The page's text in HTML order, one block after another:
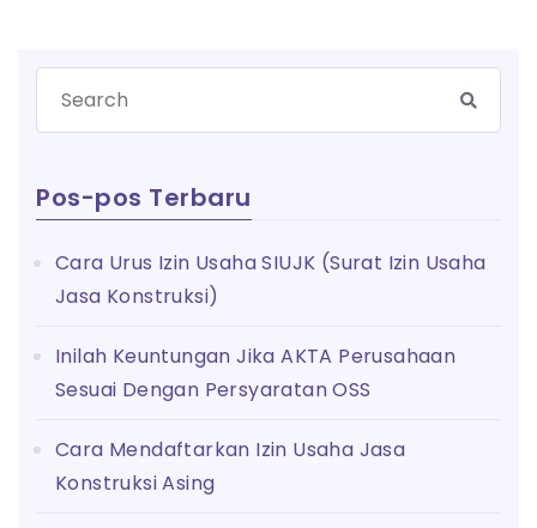
Pos-pos Terbaru
Cara Urus Izin Usaha SIUJK (Surat Izin Usaha
Jasa Konstruksi)
Inilah Keuntungan Jika AKTA Perusahaan
Sesuai Dengan Persyaratan OSS
Cara Mendaftarkan Izin Usaha Jasa
Konstruksi Asing